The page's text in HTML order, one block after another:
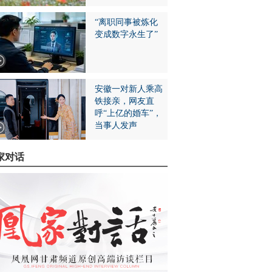
“离职同事被炼化
变成数字永生了”
安徽一对新人乘高
铁接亲，网友直
呼“上亿的婚车”，
当事人发声
对话